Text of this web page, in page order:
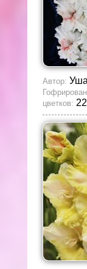
Автор:
цветков: